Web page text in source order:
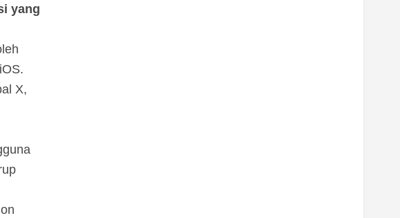
yang
X,